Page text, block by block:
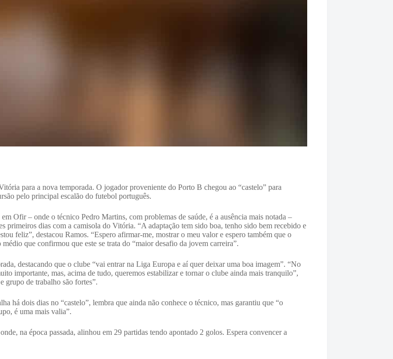
para a nova temporada. O jogador proveniente do Porto B chegou ao “castelo” para
pelo principal escalão do futebol português.
Ofir – onde o técnico Pedro Martins, com problemas de saúde, é a ausência mais notada –
primeiros dias com a camisola do Vitória. “A adaptação tem sido boa, tenho sido bem recebido e
feliz”, destacou Ramos. “Espero afirmar-me, mostrar o meu valor e espero também que o
que confirmou que este se trata do “maior desafio da jovem carreira”.
destacando que o clube “vai entrar na Liga Europa e aí quer deixar uma boa imagem”. “No
importante, mas, acima de tudo, queremos estabilizar e tornar o clube ainda mais tranquilo”,
grupo de trabalho são fortes”.
há dois dias no “castelo”, lembra que ainda não conhece o técnico, mas garantiu que “o
é uma mais valia”.
na época passada, alinhou em 29 partidas tendo apontado 2 golos. Espera convencer a